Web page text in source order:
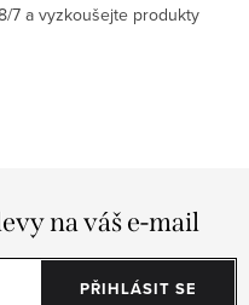
7 a vyzkoušejte produkty
na váš e-mail
PŘIHLÁSIT SE